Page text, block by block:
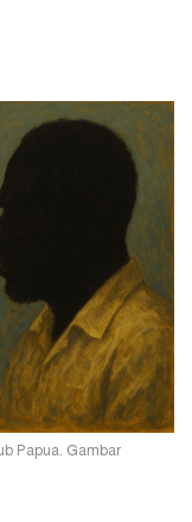
Papua. Gambar